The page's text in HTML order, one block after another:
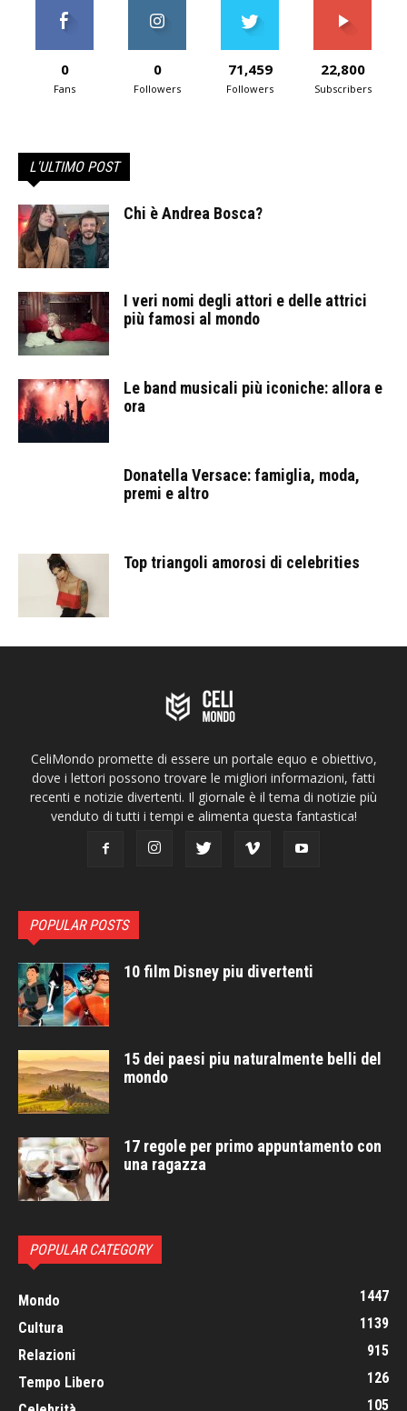
0
Fans
0
Followers
71,459
Followers
22,800
Subscribers
L'ULTIMO POST
Chi è Andrea Bosca?
I veri nomi degli attori e delle attrici
più famosi al mondo
Le band musicali più iconiche: allora e
ora
Donatella Versace: famiglia, moda,
premi e altro
Top triangoli amorosi di celebrities
CeliMondo promette di essere un portale equo e obiettivo,
dove i lettori possono trovare le migliori informazioni, fatti
recenti e notizie divertenti. Il giornale è il tema di notizie più
venduto di tutti i tempi e alimenta questa fantastica!
POPULAR POSTS
10 film Disney piu divertenti
15 dei paesi piu naturalmente belli del
mondo
17 regole per primo appuntamento con
una ragazza
POPULAR CATEGORY
Mondo
1447
Cultura
1139
Relazioni
915
Tempo Libero
126
105